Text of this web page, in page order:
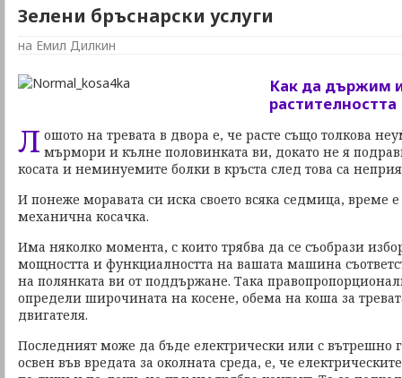
Зелени бръснарски услуги
на Емил Дилкин
Как да държим
растителността
Л ошото на тревата в двора е, че расте също толкова
мърмори и кълне половинката ви, докато не я
косата и неминуемите болки в кръста след това са
И понеже моравата си иска своето всяка седмица, време
механична косачка.
Има няколко момента, с които трябва да се съобрази
мощността и функциалността на вашата машина
на полянката ви от поддържане. Така
определи широчината на косене, обема на коша за
двигателя.
Последният може да бъде електрически или с вътрешно
освен във вредата за околната среда, е, че